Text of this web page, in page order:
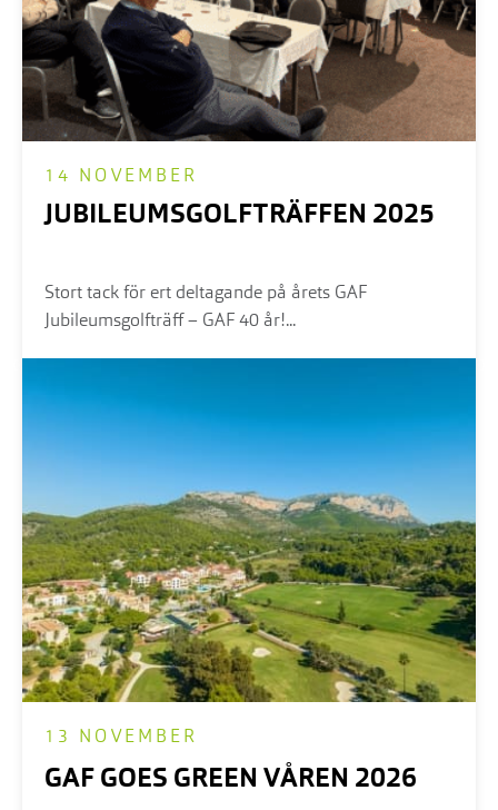
JUBILEUMSGOLFTRÄFFEN 2025
14 NOVEMBER
Stort tack för ert deltagande på årets GAF
Jubileumsgolfträff – GAF 40 år!...
GAF GOES GREEN VÅREN 2026
13 NOVEMBER